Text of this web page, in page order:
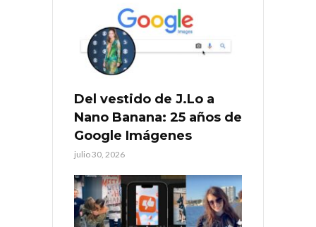
Del vestido de J.Lo a
Nano Banana: 25 años de
Google Imágenes
julio 30, 2026